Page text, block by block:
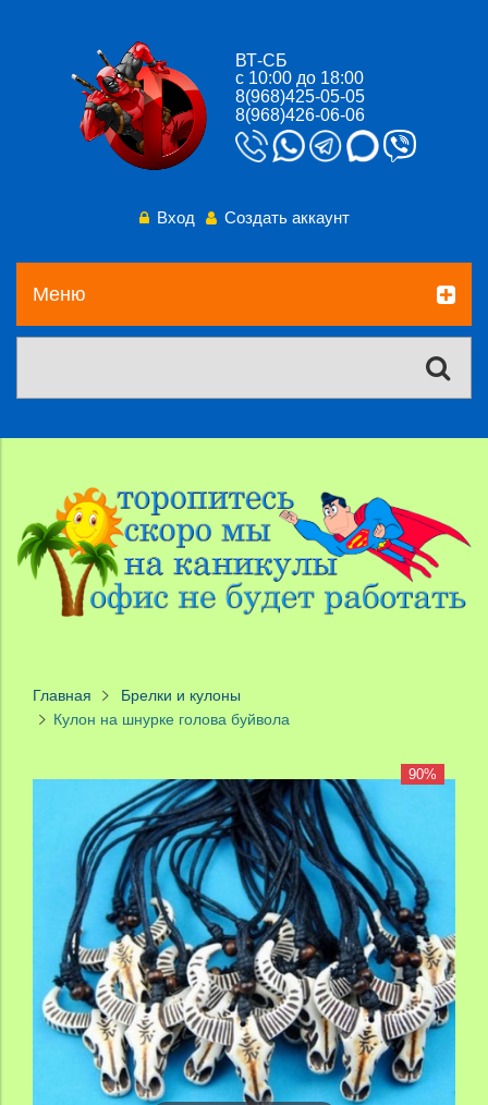
ВТ-СБ
с 10:00 до 18:00
8(968)425-05-05
8(968)426-06-06
Вход Создать аккаунт
Меню
Главная
Брелки и кулоны
Кулон на шнурке голова буйвола
90%